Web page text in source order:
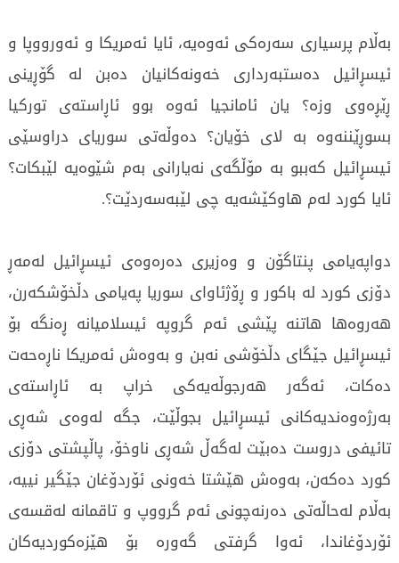
بەڵام پرسیاری سەرەکی ئەوەیە، ئایا ئەمریکا و ئەورووپا و
ئیسڕائیل دەستبەرداری خەونەکانیان دەبن لە گۆڕینی
ڕێڕەوی وزە؟ یان ئامانجیا ئەوە بوو ئاڕاستەی تورکیا
بسوڕێننەوە بە لای خۆیان؟ دەوڵەتی سوریای دراوسێی
ئیسڕائیل کەببو بە مۆڵگەی نەیارانی بەم شێوەیە لێبکات؟
ئایا کورد لەم هاوکێشەیە چی لێبەسەردێت؟.
دواپەیامی پنتاگۆن و وەزیری دەرەوەی ئیسڕائیل لەمەڕ
دۆزی کورد لە باکور و ڕۆژئاوای سوریا پەیامی دڵخۆشکەرن،
هەروەها هاتنە پێشی ئەم گروپە ئیسلامیانە ڕەنگە بۆ
ئیسڕائیل جێگای دڵخۆشی نەبن و بەوەش ئەمریکا ناڕەحەت
دەکات، ئەگەر هەرجوڵەیەکی خراپ بە ئاڕاستەی
بەرژەوەندیەکانی ئیسڕائیل بجوڵێت، جگە لەوەی شەڕی
تائیفی دروست دەبێت لەگەڵ شەڕی ناوخۆ، پاڵپشتی دۆزی
کورد دەکەن، بەوەش هێشتا خەونی ئۆردۆغان جێگیر نییە،
بەڵام لەحاڵەتی دەرنەچونی ئەم گرووپ و تاقمانە لەقسەی
ئۆردۆغاندا، ئەوا گرفتی گەورە بۆ هێزەکوردیەکان